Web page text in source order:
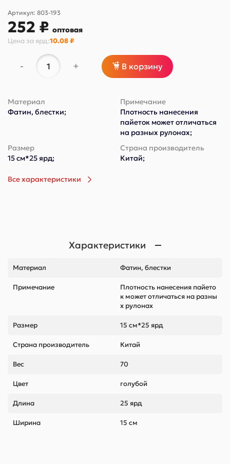
Артикул: 803-193
252 ₽ оптовая
Цена за ярд:10.08 ₽
- + В корзину
Материал
Фатин, блестки;
Примечание
Плотность нанесения
пайеток может отличаться
на разных рулонах;
Размер
15 см*25 ярд;
Страна производитель
Китай;
Все характеристики
Характеристики
Материал Фатин, блестки
Примечание
Плотность нанесения пайето
к может отличаться на разны
х рулонах
Размер 15 см*25 ярд
Страна производитель Китай
Вес 70
Цвет голубой
Длина 25 ярд
Ширина 15 см